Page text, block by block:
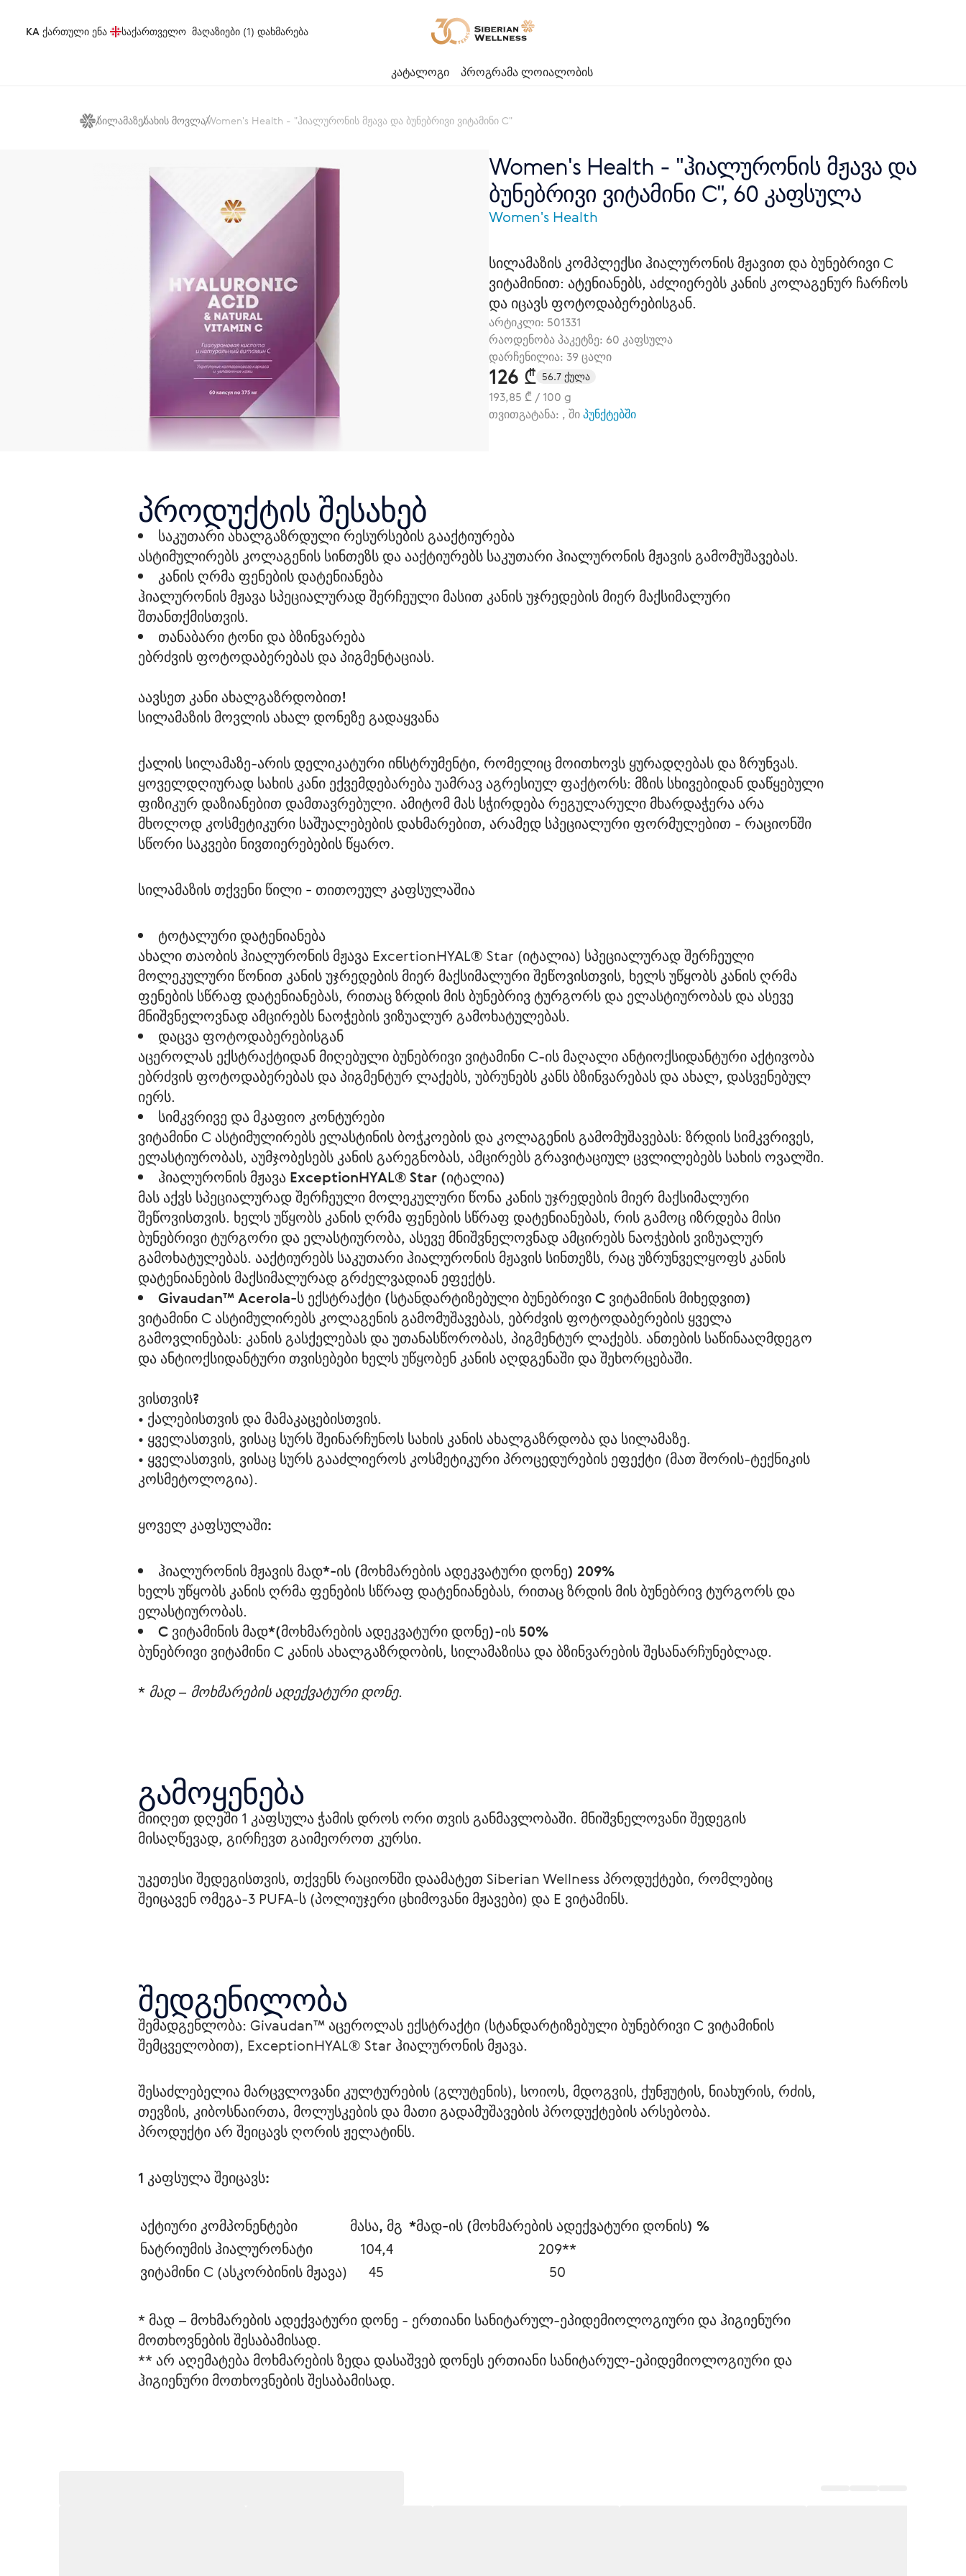
KA ქართული ენა საქართველო მაღაზიები (1) დახმარება
კატალოგი პროგრამა ლოიალობის
სილამაზესახის მოვლაWomen's Health - "ჰიალურონის მჟავა და ბუნებრივი ვიტამინი C"
Women's Health - "ჰიალურონის მჟავა და
ბუნებრივი ვიტამინი C", 60 კაფსულა
Women's Health
სილამაზის კომპლექსი ჰიალურონის მჟავით და ბუნებრივი C
ვიტამინით: ატენიანებს, აძლიერებს კანის კოლაგენურ ჩარჩოს
და იცავს ფოტოდაბერებისგან.
არტიკლი: 501331
რაოდენობა პაკეტზე: 60 კაფსულა
დარჩენილია: 39 ცალი
126 ₾ 56.7 ქულა
193,85 ₾ / 100 g
თვითგატანა: , შიპუნქტებში
პროდუქტის შესახებ
საკუთარი ახალგაზრდული რესურსების გააქტიურება
ასტიმულირებს კოლაგენის სინთეზს და ააქტიურებს საკუთარი ჰიალურონის მჟავის გამომუშავებას.
კანის ღრმა ფენების დატენიანება
ჰიალურონის მჟავა სპეციალურად შერჩეული მასით კანის უჯრედების მიერ მაქსიმალური
შთანთქმისთვის.
თანაბარი ტონი და ბზინვარება
ებრძვის ფოტოდაბერებას და პიგმენტაციას.
აავსეთ კანი ახალგაზრდობით!
სილამაზის მოვლის ახალ დონეზე გადაყვანა
ქალის სილამაზე-არის დელიკატური ინსტრუმენტი, რომელიც მოითხოვს ყურადღებას და ზრუნვას.
ყოველდღიურად სახის კანი ექვემდებარება უამრავ აგრესიულ ფაქტორს: მზის სხივებიდან დაწყებული
ფიზიკურ დაზიანებით დამთავრებული. ამიტომ მას სჭირდება რეგულარული მხარდაჭერა არა
მხოლოდ კოსმეტიკური საშუალებების დახმარებით, არამედ სპეციალური ფორმულებით - რაციონში
სწორი საკვები ნივთიერებების წყარო.
სილამაზის თქვენი წილი - თითოეულ კაფსულაშია
ტოტალური დატენიანება
ახალი თაობის ჰიალურონის მჟავა ExcertionHYAL® Star (იტალია) სპეციალურად შერჩეული
მოლეკულური წონით კანის უჯრედების მიერ მაქსიმალური შეწოვისთვის, ხელს უწყობს კანის ღრმა
ფენების სწრაფ დატენიანებას, რითაც ზრდის მის ბუნებრივ ტურგორს და ელასტიურობას და ასევე
მნიშვნელოვნად ამცირებს ნაოჭების ვიზუალურ გამოხატულებას.
დაცვა ფოტოდაბერებისგან
აცეროლას ექსტრაქტიდან მიღებული ბუნებრივი ვიტამინი C-ის მაღალი ანტიოქსიდანტური აქტივობა
ებრძვის ფოტოდაბერებას და პიგმენტურ ლაქებს, უბრუნებს კანს ბზინვარებას და ახალ, დასვენებულ
იერს.
სიმკვრივე და მკაფიო კონტურები
ვიტამინი C ასტიმულირებს ელასტინის ბოჭკოების და კოლაგენის გამომუშავებას: ზრდის სიმკვრივეს,
ელასტიურობას, აუმჯობესებს კანის გარეგნობას, ამცირებს გრავიტაციულ ცვლილებებს სახის ოვალში.
ჰიალურონის მჟავა ExceptionHYAL® Star (იტალია)
მას აქვს სპეციალურად შერჩეული მოლეკულური წონა კანის უჯრედების მიერ მაქსიმალური
შეწოვისთვის. ხელს უწყობს კანის ღრმა ფენების სწრაფ დატენიანებას, რის გამოც იზრდება მისი
ბუნებრივი ტურგორი და ელასტიურობა, ასევე მნიშვნელოვნად ამცირებს ნაოჭების ვიზუალურ
გამოხატულებას. ააქტიურებს საკუთარი ჰიალურონის მჟავის სინთეზს, რაც უზრუნველყოფს კანის
დატენიანების მაქსიმალურად გრძელვადიან ეფექტს.
Givaudan™ Acerola-ს ექსტრაქტი (სტანდარტიზებული ბუნებრივი C ვიტამინის მიხედვით)
ვიტამინი C ასტიმულირებს კოლაგენის გამომუშავებას, ებრძვის ფოტოდაბერების ყველა
გამოვლინებას: კანის გასქელებას და უთანასწორობას, პიგმენტურ ლაქებს. ანთების საწინააღმდეგო
და ანტიოქსიდანტური თვისებები ხელს უწყობენ კანის აღდგენაში და შეხორცებაში.
ვისთვის?
• ქალებისთვის და მამაკაცებისთვის.
• ყველასთვის, ვისაც სურს შეინარჩუნოს სახის კანის ახალგაზრდობა და სილამაზე.
• ყველასთვის, ვისაც სურს გააძლიეროს კოსმეტიკური პროცედურების ეფექტი (მათ შორის-ტექნიკის
კოსმეტოლოგია).
ყოველ კაფსულაში:
ჰიალურონის მჟავის მად*-ის (მოხმარების ადეკვატური დონე) 209%
ხელს უწყობს კანის ღრმა ფენების სწრაფ დატენიანებას, რითაც ზრდის მის ბუნებრივ ტურგორს და
ელასტიურობას.
C ვიტამინის მად*(მოხმარების ადეკვატური დონე)-ის 50%
ბუნებრივი ვიტამინი C კანის ახალგაზრდობის, სილამაზისა და ბზინვარების შესანარჩუნებლად.
* მად – მოხმარების ადექვატური დონე.
გამოყენება
მიიღეთ დღეში 1 კაფსულა ჭამის დროს ორი თვის განმავლობაში. მნიშვნელოვანი შედეგის
მისაღწევად, გირჩევთ გაიმეოროთ კურსი.
უკეთესი შედეგისთვის, თქვენს რაციონში დაამატეთ Siberian Wellness პროდუქტები, რომლებიც
შეიცავენ ომეგა-3 PUFA-ს (პოლიუჯერი ცხიმოვანი მჟავები) და E ვიტამინს.
შედგენილობა
შემადგენლობა: Givaudan™ აცეროლას ექსტრაქტი (სტანდარტიზებული ბუნებრივი C ვიტამინის
შემცველობით), ExceptionHYAL® Star ჰიალურონის მჟავა.
შესაძლებელია მარცვლოვანი კულტურების (გლუტენის), სოიოს, მდოგვის, ქუნჟუტის, ნიახურის, რძის,
თევზის, კიბოსნაირთა, მოლუსკების და მათი გადამუშავების პროდუქტების არსებობა.
პროდუქტი არ შეიცავს ღორის ჟელატინს.
1 კაფსულა შეიცავს:
აქტიური კომპონენტები მასა, მგ *მად-ის (მოხმარების ადექვატური დონის) %
ნატრიუმის ჰიალურონატი
104,4
209**
ვიტამინი С (ასკორბინის მჟავა)
45 50
* მად – მოხმარების ადექვატური დონე - ერთიანი სანიტარულ-ეპიდემიოლოგიური და ჰიგიენური
მოთხოვნების შესაბამისად.
** არ აღემატება მოხმარების ზედა დასაშვებ დონეს ერთიანი სანიტარულ-ეპიდემიოლოგიური და
ჰიგიენური მოთხოვნების შესაბამისად.